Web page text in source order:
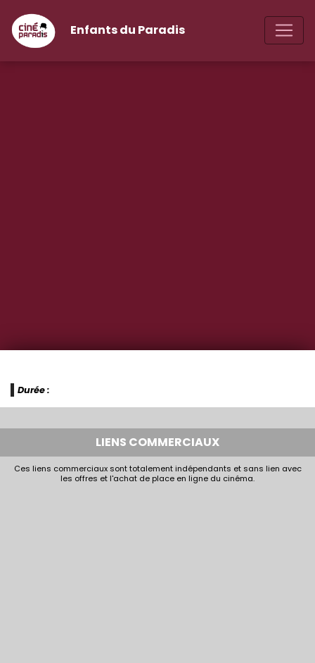
Enfants du Paradis
Durée :
LIENS COMMERCIAUX
Ces liens commerciaux sont totalement indépendants et sans lien avec
les offres et l'achat de place en ligne du cinéma.